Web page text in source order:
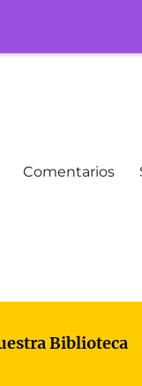
Comentarios
Biblioteca